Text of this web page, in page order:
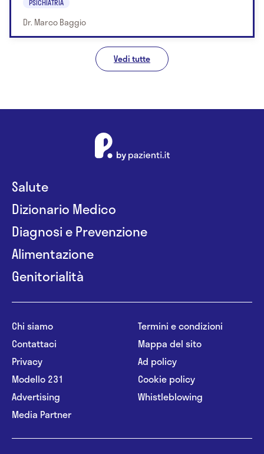
Dr. Marco Baggio
Vedi tutte
Salute
Dizionario Medico
Diagnosi e Prevenzione
Alimentazione
Genitorialità
Chi siamo
Contattaci
Privacy
Modello 231
Advertising
Media Partner
Termini e condizioni
Mappa del sito
Ad policy
Cookie policy
Whistleblowing